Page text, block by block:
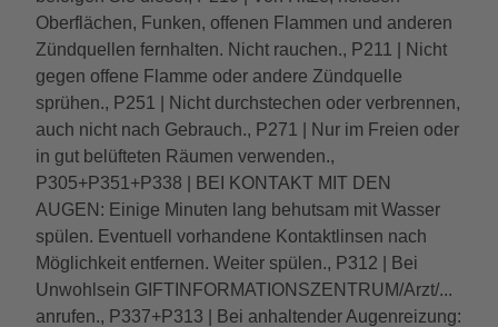
Oberflächen, Funken, offenen Flammen und anderen
Zündquellen fernhalten. Nicht rauchen., P211 | Nicht
gegen offene Flamme oder andere Zündquelle
sprühen., P251 | Nicht durchstechen oder verbrennen,
auch nicht nach Gebrauch., P271 | Nur im Freien oder
in gut belüfteten Räumen verwenden.,
P305+P351+P338 | BEI KONTAKT MIT DEN
AUGEN: Einige Minuten lang behutsam mit Wasser
spülen. Eventuell vorhandene Kontaktlinsen nach
Möglichkeit entfernen. Weiter spülen., P312 | Bei
Unwohlsein GIFTINFORMATIONSZENTRUM/Arzt/...
anrufen., P337+P313 | Bei anhaltender Augenreizung: